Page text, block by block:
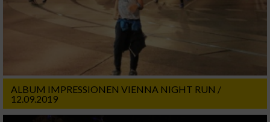
ALBUM IMPRESSIONEN VIENNA NIGHT RUN /
12.09.2019